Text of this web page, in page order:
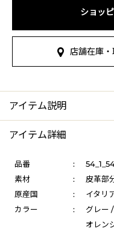
ショッ
店舗在庫
アイテム説明
アイテム詳細
品番 :
素材
:
皮革部
原産国
:
イタリ
カラー
:
グレー
オレン